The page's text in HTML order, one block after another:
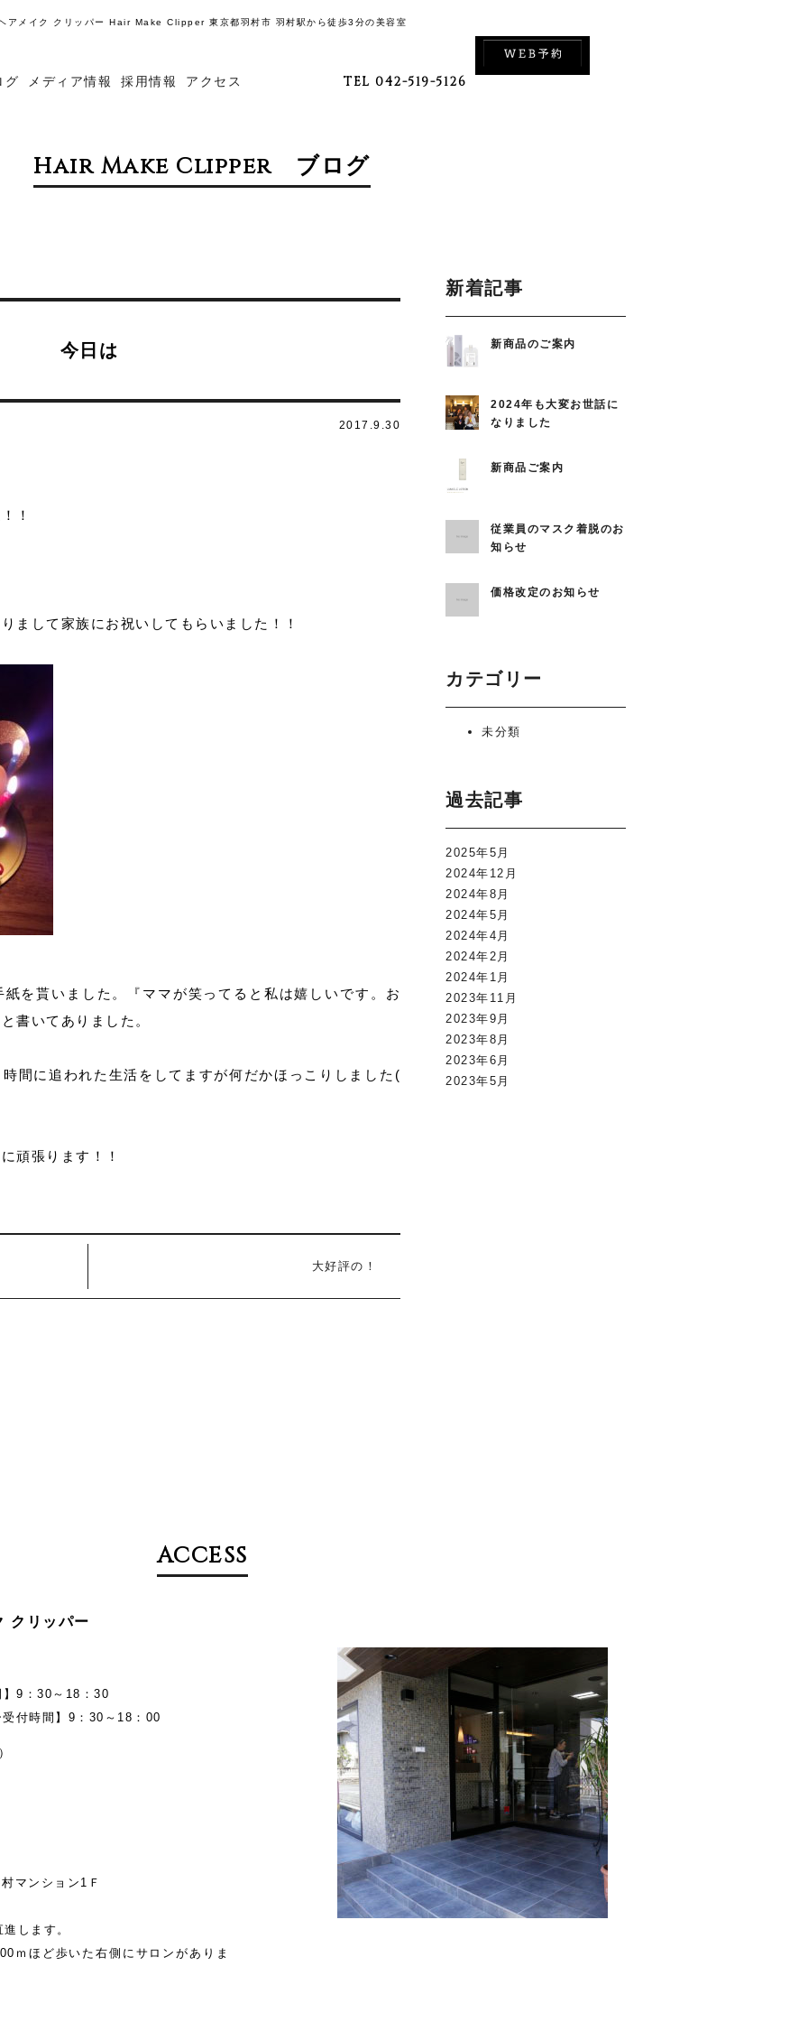
アメイク クリッパー Hair Make Clipper 東京都羽村市 羽村駅から徒歩3分の美容室
グ メディア情報 採用情報 アクセス TEL 042-519-5126
Hair Make Clipper ブログ
今日は
2017.9.30
！
まして家族にお祝いしてもらいました！！
を貰いました。『ママが笑ってると私は嬉しいです。お
書いてありました。
間に追われた生活をしてますが何だかほっこりしました(
頑張ります！！
大好評の！
新着記事
新商品のご案内
2024年も大変お世話に
なりました
新商品ご案内
従業員のマスク着脱のお
知らせ
価格改定のお知らせ
カテゴリー
未分類
過去記事
2025年5月
2024年12月
2024年8月
2024年5月
2024年4月
2024年2月
2024年1月
2023年11月
2023年9月
2023年8月
2023年6月
2023年5月
ACCESS
クリッパー
】9：30～18：30
受付時間】9：30～18：00
マンション1Ｆ
します。
ｍほど歩いた右側にサロンがありま